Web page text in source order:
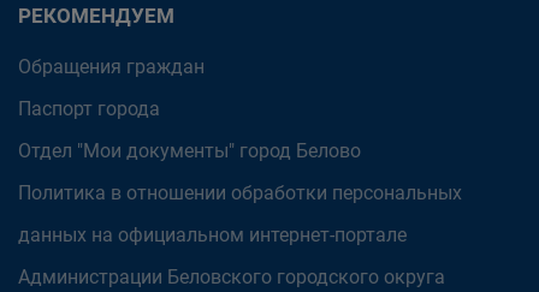
РЕКОМЕНДУЕМ
Обращения граждан
Паспорт города
Отдел "Мои документы" город Белово
Политика в отношении обработки персональных
данных на официальном интернет-портале
Администрации Беловского городского округа